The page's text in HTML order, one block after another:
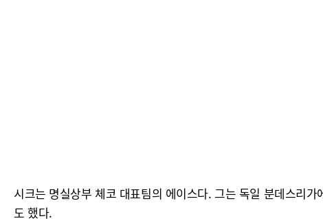
시크는 명실상부 체코 대표팀의 에이스다. 그는 독일 분데스리
도 했다.